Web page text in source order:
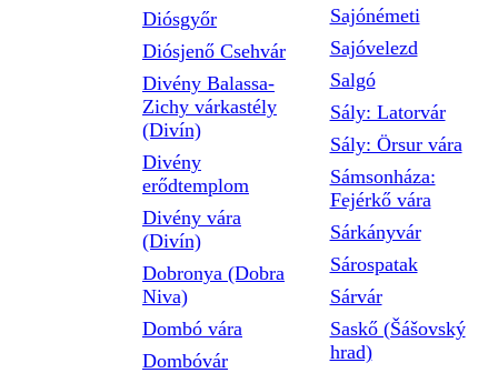
Diósgyőr
Diósjenő Csehvár
Divény Balassa-
Zichy várkastély
(Divín)
Divény
erődtemplom
Divény vára
(Divín)
Dobronya (Dobra
Niva)
Dombó vára
Dombóvár
Sajónémeti
Sajóvelezd
Salgó
Sály: Latorvár
Sály: Örsur vára
Sámsonháza:
Fejérkő vára
Sárkányvár
Sárospatak
Sárvár
Saskő (Šášovský
hrad)